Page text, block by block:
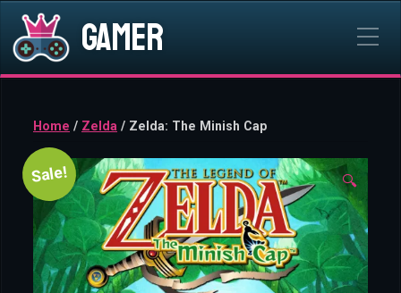
Gamer
Home / Zelda / Zelda: The Minish Cap
Sale! 🔍